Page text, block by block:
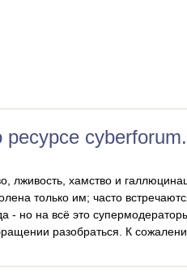
ресурсе
лживость, хамство и
только им; часто
- но на всё это
разобраться. К